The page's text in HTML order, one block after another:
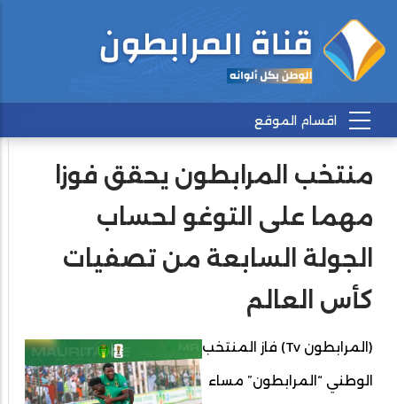
منتخب المرابطون يحقق فوزا
مهما على التوغو لحساب
الجولة السابعة من تصفيات
كأس العالم
(المرابطون Tv) فاز المنتخب
الوطني “المرابطون” مساء